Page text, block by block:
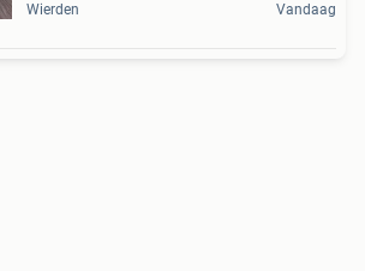
Wierden Vandaag